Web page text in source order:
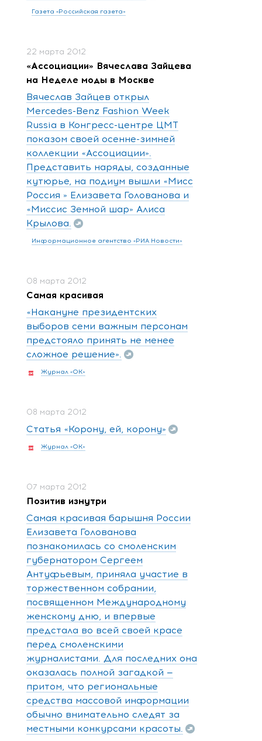
Газета «Российская газета»
22 марта 2012
«Ассоциации» Вячеслава Зайцева
на Неделе моды в Москве
Вячеслав Зайцев открыл
Mercedes-Benz Fashion Week
Russia в Конгресс-центре ЦМТ
показом своей осенне-зимней
коллекции «Ассоциации».
Представить наряды, созданные
кутюрье, на подиум вышли «Мисс
Россия » Елизавета Голованова и
«Миссис Земной шар» Алиса
Крылова.
Информационное агентство «РИА Новости»
08 марта 2012
Самая красивая
«Накануне президентских
выборов семи важным персонам
предстояло принять не менее
сложное решение».
Журнал «ОК»
08 марта 2012
Статья «Корону, ей, корону»
Журнал «ОК»
07 марта 2012
Позитив изнутри
Самая красивая барышня России
Елизавета Голованова
познакомилась со смоленским
губернатором Сергеем
Антуфьевым, приняла участие в
торжественном собрании,
посвященном Международному
женскому дню, и впервые
предстала во всей своей красе
перед смоленскими
журналистами. Для последних она
оказалась полной загадкой —
притом, что региональные
средства массовой информации
обычно внимательно следят за
местными конкурсами красоты.